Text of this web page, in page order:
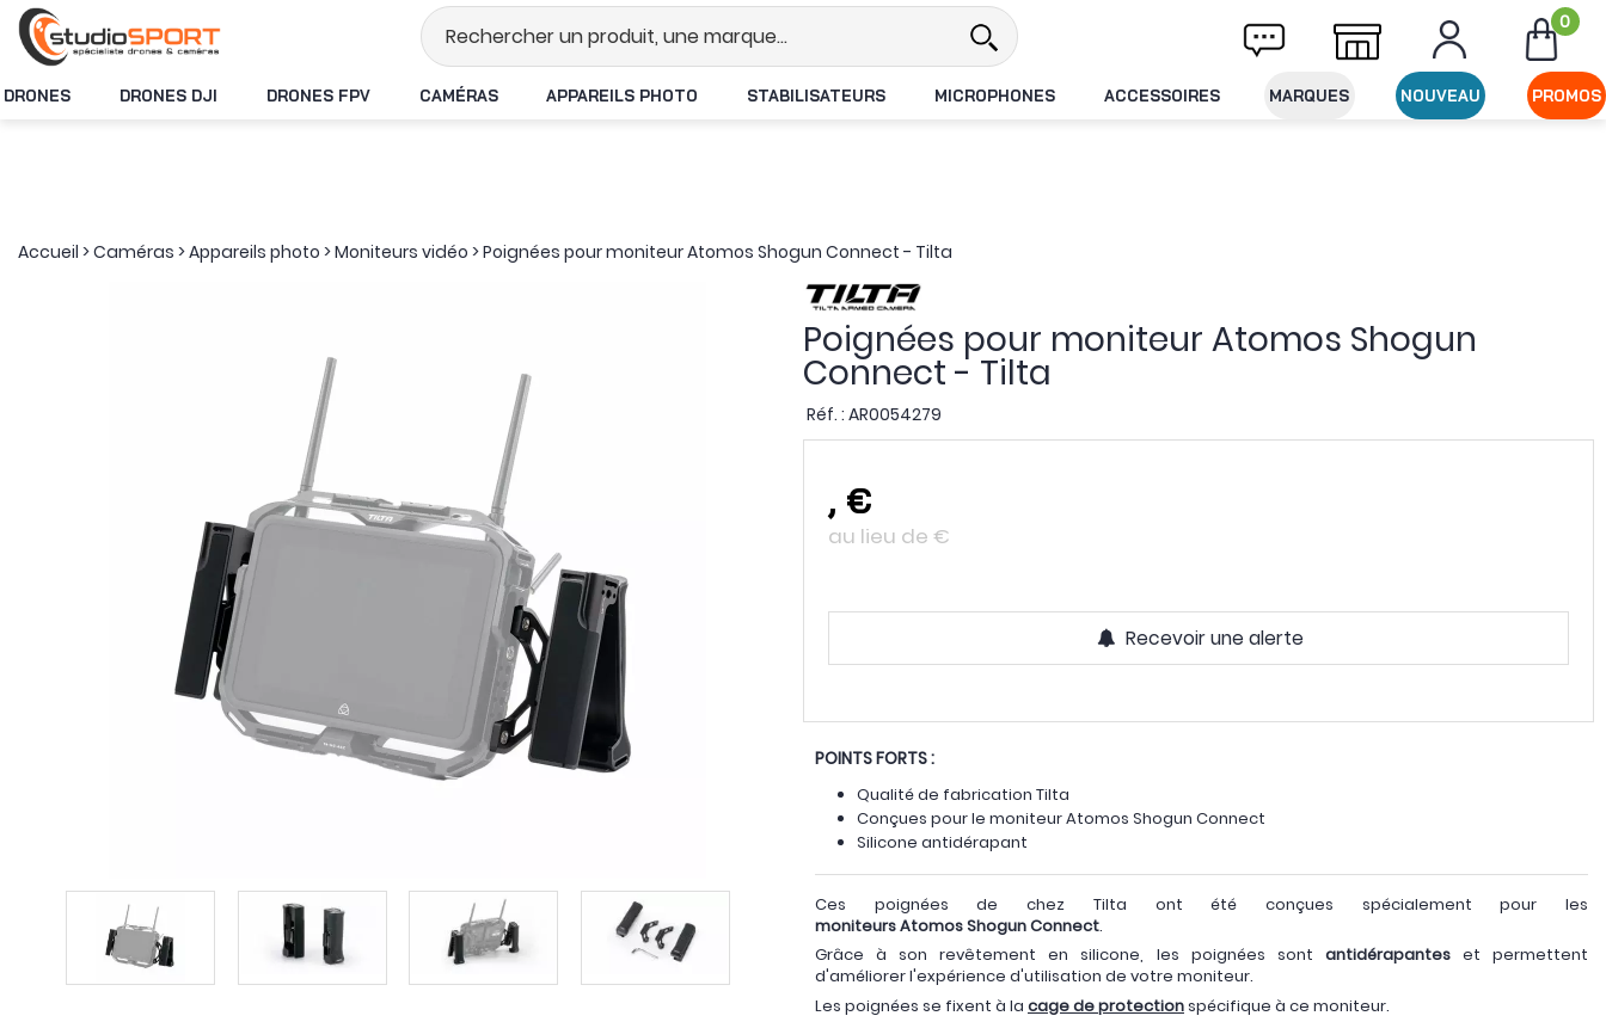
Stock en temps réel Livraison offerte dès 49€ d'achat 0
DRONES DRONES DJI DRONES FPV CAMÉRAS APPAREILS PHOTO STABILISATEURS MICROPHONES ACCESSOIRES MARQUES NOUVEAU PROMOS
Accueil >Caméras >Appareils photo >Moniteurs vidéo >Poignées pour moniteur Atomos Shogun Connect - Tilta
Poignées pour moniteur Atomos Shogun
Connect - Tilta
Réf. : AR0054279
, €
au lieu de €
Recevoir une alerte
POINTS FORTS :
Qualité de fabrication Tilta
Conçues pour le moniteur Atomos Shogun Connect
Silicone antidérapant
Ces poignées de chez Tilta ont été conçues spécialement pour les
moniteurs Atomos Shogun Connect.
Grâce à son revêtement en silicone, les poignées sont antidérapanteset permettent
d'améliorer l'expérience d'utilisation de votre moniteur.
Les poignées se fixent à la cage de protectionspécifique à ce moniteur.